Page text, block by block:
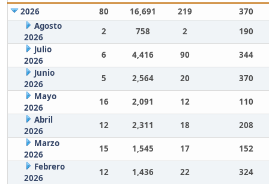
2026
80 16,691 219
370
Agosto
2026
2 758 2
190
Julio
2026
6 4,416 90
344
Junio
2026
5 2,564 20
370
Mayo
2026
16 2,091 12
110
Abril
2026
12 2,311 18
208
Marzo
2026
15 1,545 17
152
Febrero
2026
12 1,436 22
324